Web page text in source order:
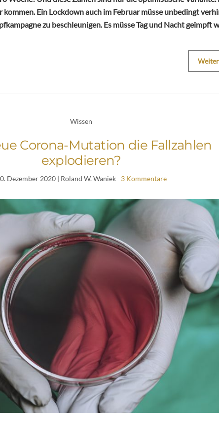
kommen. Ein Lockdown auch im Februar müsse unbedingt
zu beschleunigen. Es müsse Tag und Nacht geimpft
Wissen
Corona-Mutation die Fallzahlen
explodieren?
Dezember 2020| Roland W. Waniek 3 Kommentare